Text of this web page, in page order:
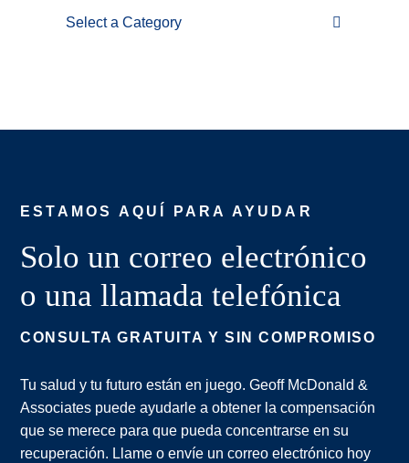
Categories
ESTAMOS AQUÍ PARA AYUDAR
Solo un correo electrónico
o una llamada telefónica
CONSULTA GRATUITA Y SIN COMPROMISO
Tu salud y tu futuro están en juego. Geoff McDonald &
Associates puede ayudarle a obtener la compensación
que se merece para que pueda concentrarse en su
recuperación. Llame o envíe un correo electrónico hoy